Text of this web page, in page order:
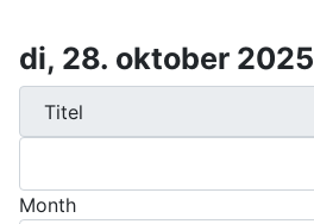
Download PDF
di, 28. oktober 2025
Month